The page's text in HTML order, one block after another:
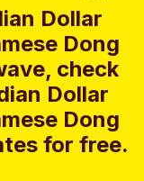
Dollar
Dong
check
Dollar
Dong
for free.